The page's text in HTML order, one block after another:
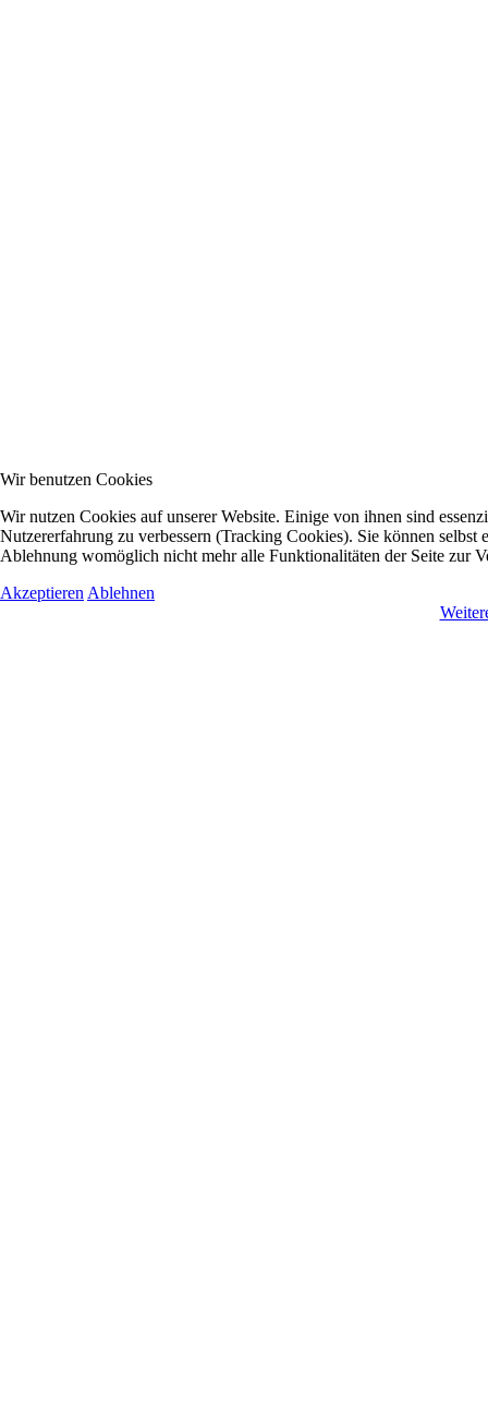
Wir benutzen Cookies
Wir nutzen Cookies auf unserer Website. Einige von ihnen sind
Nutzererfahrung zu verbessern (Tracking Cookies). Sie können selbst
Ablehnung womöglich nicht mehr alle Funktionalitäten der Seite zur
Akzeptieren Ablehnen